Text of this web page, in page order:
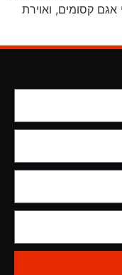
קסומים, ואוירת